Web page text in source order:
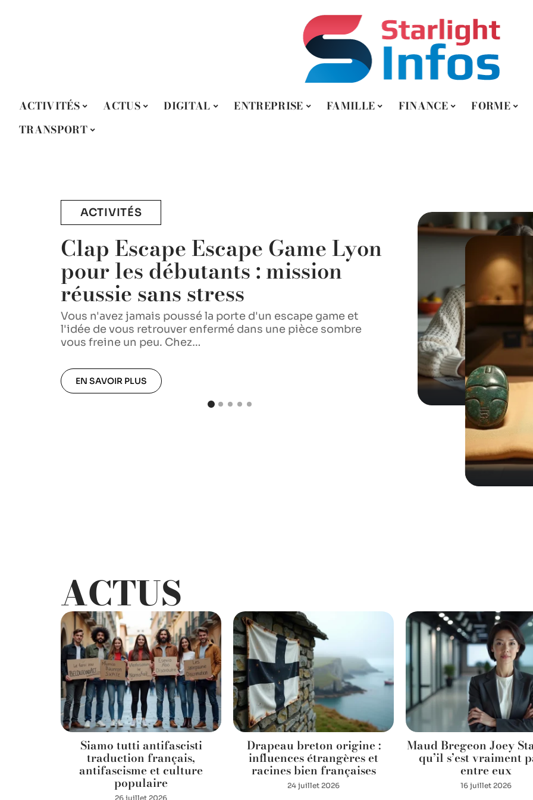
ACTIVITÉS ACTUS DIGITAL ENTREPRISE FAMILLE FINANCE FORME
TRANSPORT
ACTIVITÉS
Clap Escape Escape Game Lyon
pour les débutants : mission
réussie sans stress
Vous n'avez jamais poussé la porte d'un escape game et
l'idée de vous retrouver enfermé dans une pièce sombre
vous freine un peu. Chez…
EN SAVOIR PLUS
DIGITAL
pour
Un chiffre, une
sanction qui tombe.
version numérique,
EN SAVOIR PLUS
ACTUS
Siamo tutti antifascisti
traduction français,
antifascisme et culture
populaire
26 juillet 2026
Drapeau breton origine :
influences étrangères et
racines bien françaises
24 juillet 2026
Maud Bregeon Joey
qu’il s’est vraiment
entre eux
16 juillet 2026